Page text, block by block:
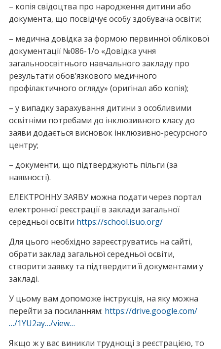
– копія свідоцтва про народження дитини або
документа, що посвідчує особу здобувача освіти;
– медична довідка за формою первинної облікової
документації №086-1/о «Довідка учня
загальноосвітнього навчального закладу про
результати обов’язкового медичного
профілактичного огляду» (оригінал або копія);
– у випадку зарахування дитини з особливими
освітніми потребами до інклюзивного класу до
заяви додається висновок інклюзивно-ресурсного
центру;
– документи, що підтверджують пільги (за
наявності).
ЕЛЕКТРОННУ ЗАЯВУ можна подати через портал
електронної реєстрації в заклади загальної
середньої освіти https://school.isuo.org/
Для цього необхідно зареєструватись на сайті,
обрати заклад загальної середньої освіти,
створити заявку та підтвердити її документами у
закладі.
У цьому вам допоможе інструкція, на яку можна
перейти за посиланням: https://drive.google.com/
…/1YU2ay…/view…
Якщо ж у вас виникли труднощі з реєстрацією, то